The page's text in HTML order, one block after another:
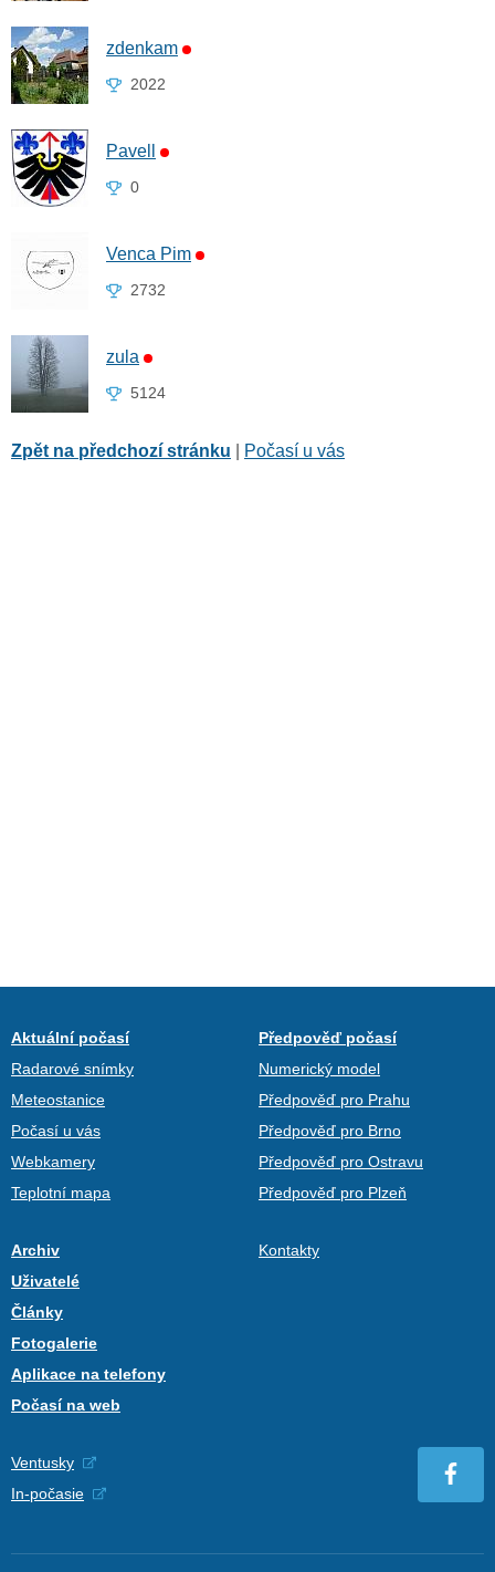
zdenkam
2022
Pavell
0
Venca Pim
2732
zula
5124
Zpět na předchozí stránku Počasí u vás
Aktuální počasí
Radarové snímky
Meteostanice
Počasí u vás
Webkamery
Teplotní mapa
Předpověď počasí
Numerický model
Předpověď pro Prahu
Předpověď pro Brno
Předpověď pro Ostravu
Předpověď pro Plzeň
Archiv
Uživatelé
Články
Fotogalerie
Aplikace na telefony
Počasí na web
Kontakty
Ventusky
In-počasie